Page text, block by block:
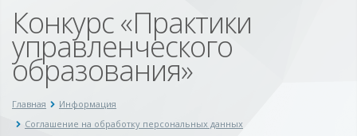
Конкурс «Практики
управленческого
образования»
Главная
Информация
Соглашение на обработку персональных данных